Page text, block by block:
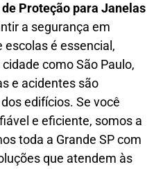
de Proteção para Janelas
a segurança em
é essencial,
como São Paulo,
e acidentes são
edifícios. Se você
e eficiente, somos a
toda a Grande SP com
que atendem às